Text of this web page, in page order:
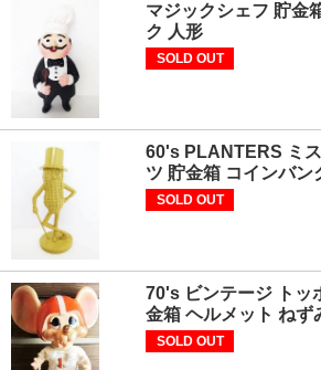
マジックシェフ 貯金
ク 人形
SOLD OUT
60's PLANTERS ミ
ツ 貯金箱 コインバン
SOLD OUT
70's ビンテージ トッ
金箱 ヘルメット ねず
SOLD OUT